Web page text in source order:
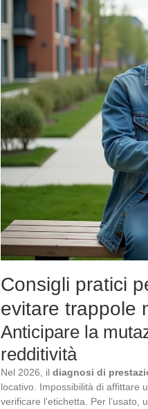
Consigli pratici
evitare trappole
Anticipare la
redditività
Nel 2026, il diagnosi di
locativo. Impossibilità di affittare
verificare l’etichetta. Per l’usato,